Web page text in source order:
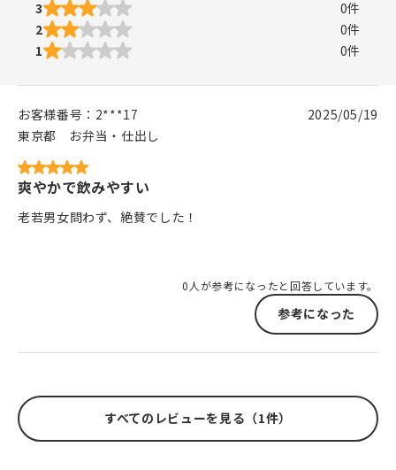
3 0件
2
0件
1
0件
お客様番号： 2***17
東京都
お弁当・仕出し
2025/05/19
爽やかで飲みやすい
老若男女問わず、絶賛でした！
0人が参考になったと回答しています。
参考になった
すべてのレビューを見る（1件）